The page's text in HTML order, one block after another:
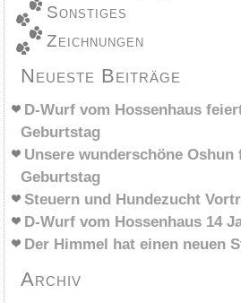
Sonstiges
Zeichnungen
Neueste Beiträge
D-Wurf vom Hossenhaus
Geburtstag
Unsere wunderschöne Oshun
Geburtstag
Steuern und Hundezucht
D-Wurf vom Hossenhaus 14
Der Himmel hat einen neuen
Archiv